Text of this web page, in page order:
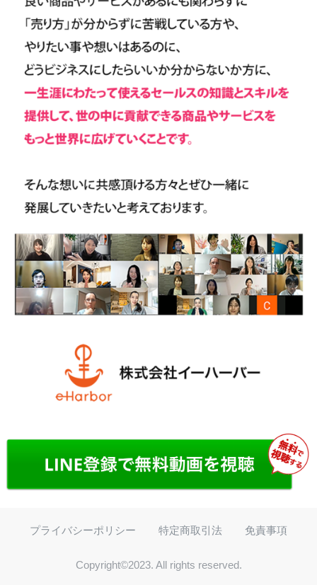
プライバシーポリシー 特定商取引法 免責事項
Copyright©2023. All rights reserved.